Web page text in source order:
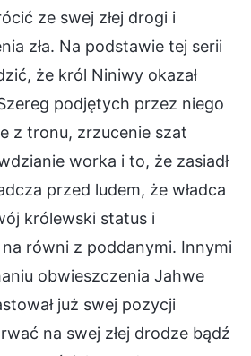
ze swej złej drogi i
zła. Na podstawie tej serii
że król Niniwy okazał
podjętych przez niego
z tronu, zrzucenie szat
worka i to, że zasiadł
przed ludem, że władca
królewski status i
równi z poddanymi. Innymi
obwieszczenia Jahwe
już swej pozycji
na swej złej drodze bądź